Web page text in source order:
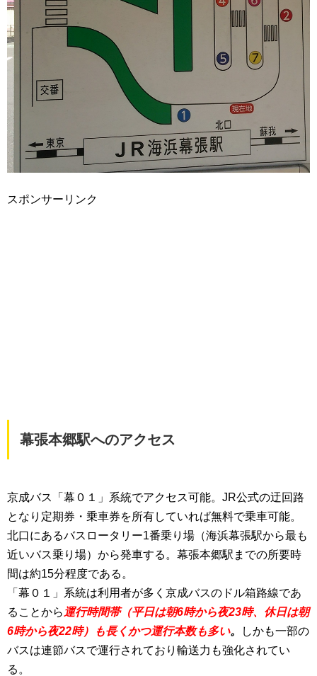
スポンサーリンク
幕張本郷駅へのアクセス
京成バス「幕０１」系統でアクセス可能。JR公式の迂回路
となり定期券・乗車券を所有していれば無料で乗車可能。
北口にあるバスロータリー1番乗り場（海浜幕張駅から最も
近いバス乗り場）から発車する。幕張本郷駅までの所要時
間は約15分程度である。
「幕０１」系統は利用者が多く京成バスのドル箱路線であ
ることから 運行時間帯（平日は朝6時から夜23時、休日は朝
6時から夜22時）も長くかつ運行本数も多い。
しかも一部の
バスは連節バスで運行されており輸送力も強化されてい
る。